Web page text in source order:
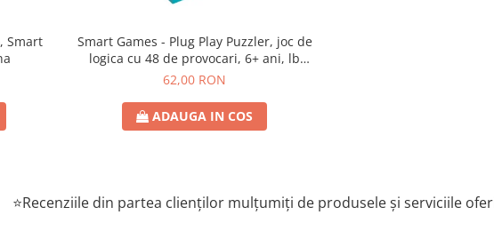
Smart
Smart Games - Plug Play Puzzler, joc de
logica cu 48 de provocari, 6+ ani, lb
romana
62,00 RON
ADAUGA IN COS
⭐Recenziile din partea clienților mulțumiți de produsele și serviciile